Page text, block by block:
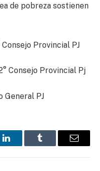
de pobreza sostienen
Provincial PJ
Consejo Provincial Pj
General PJ
LinkedInTumblr Email